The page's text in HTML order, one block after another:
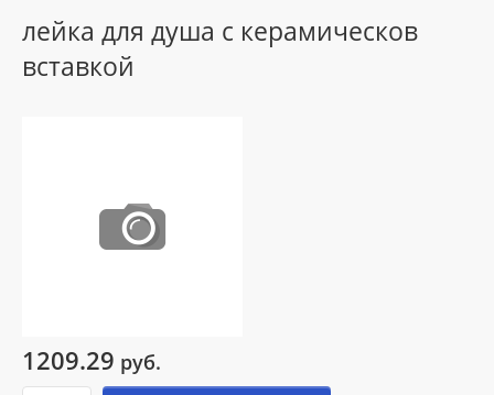
лейка для душа с керамическов
вставкой
1209.29 руб.